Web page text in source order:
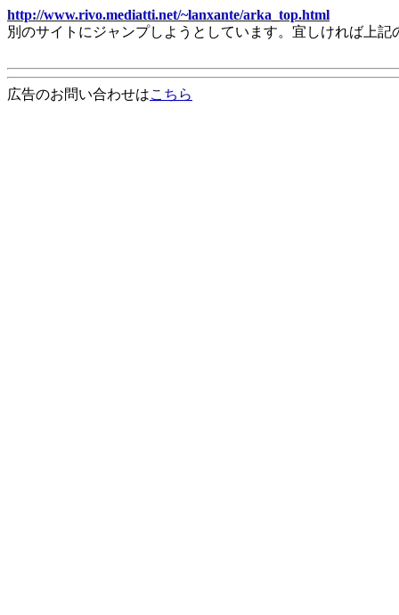
http://www.rivo.mediatti.net/~lanxante/arka_top.html
別のサイトにジャンプしようとしています。宜しければ上
広告のお問い合わせはこちら